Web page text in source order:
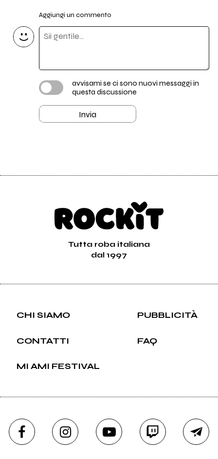
Aggiungi un commento
avvisami se ci sono nuovi messaggi in
questa discussione
Invia
Tutta roba italiana
dal 1997
CHI SIAMO PUBBLICITÀ
CONTATTI FAQ
MI AMI FESTIVAL